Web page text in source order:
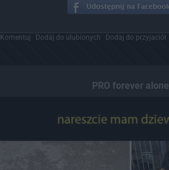
Komentuj Dodaj do ulubionych Dodaj do przyjaciół
PRO forever alone